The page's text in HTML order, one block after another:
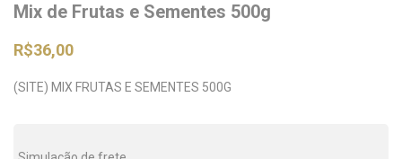
Mix de Frutas e Sementes 500g
R$36,00
(SITE) MIX FRUTAS E SEMENTES 500G